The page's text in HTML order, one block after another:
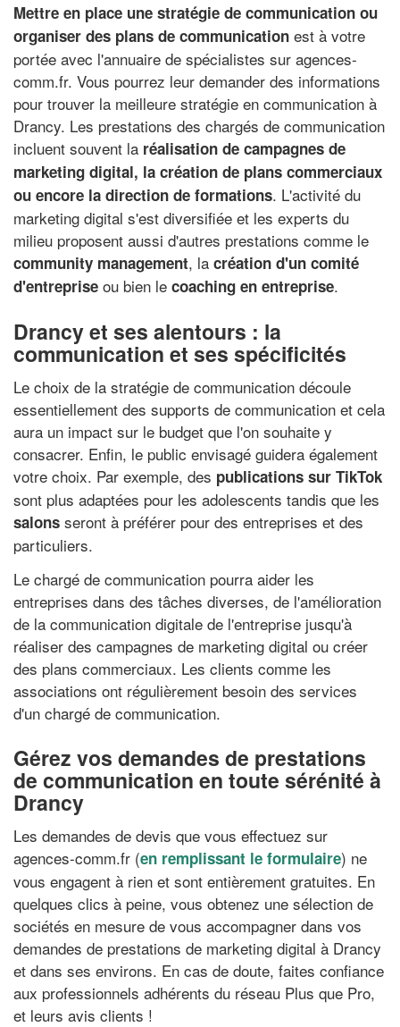
Mettre en place une stratégie de communication ou
organiser des plans de communication est à votre
portée avec l'annuaire de spécialistes sur agences-
comm.fr. Vous pourrez leur demander des informations
pour trouver la meilleure stratégie en communication à
Drancy. Les prestations des chargés de communication
incluent souvent la réalisation de campagnes de
marketing digital, la création de plans commerciaux
ou encore la direction de formations. L'activité du
marketing digital s'est diversifiée et les experts du
milieu proposent aussi d'autres prestations comme le
community management, la création d'un comité
d'entreprise ou bien le coaching en entreprise.
Drancy et ses alentours : la
communication et ses spécificités
Le choix de la stratégie de communication découle
essentiellement des supports de communication et cela
aura un impact sur le budget que l'on souhaite y
consacrer. Enfin, le public envisagé guidera également
votre choix. Par exemple, des publications sur TikTok
sont plus adaptées pour les adolescents tandis que les
salons seront à préférer pour des entreprises et des
particuliers.
Le chargé de communication pourra aider les
entreprises dans des tâches diverses, de l'amélioration
de la communication digitale de l'entreprise jusqu'à
réaliser des campagnes de marketing digital ou créer
des plans commerciaux. Les clients comme les
associations ont régulièrement besoin des services
d'un chargé de communication.
Gérez vos demandes de prestations
de communication en toute sérénité à
Drancy
Les demandes de devis que vous effectuez sur
agences-comm.fr (en remplissant le formulaire) ne
vous engagent à rien et sont entièrement gratuites. En
quelques clics à peine, vous obtenez une sélection de
sociétés en mesure de vous accompagner dans vos
demandes de prestations de marketing digital à Drancy
et dans ses environs. En cas de doute, faites confiance
aux professionnels adhérents du réseau Plus que Pro,
et leurs avis clients !